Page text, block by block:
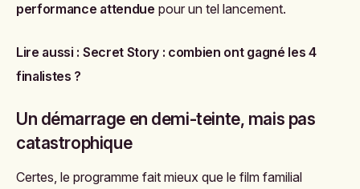
performance attendue pour un tel lancement.
Lire aussi : Secret Story : combien ont gagné les 4
finalistes ?
Un démarrage en demi-teinte, mais pas
catastrophique
Certes, le programme fait mieux que le film familial